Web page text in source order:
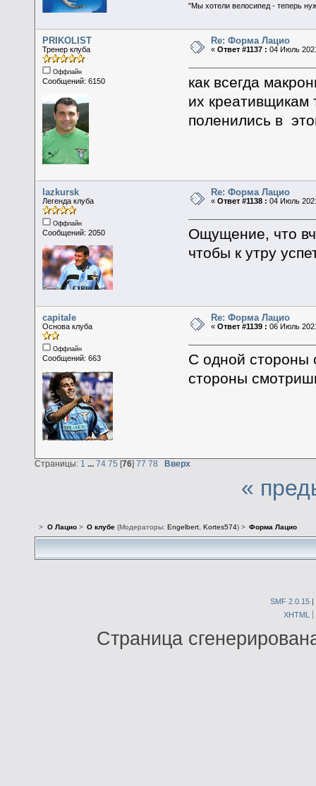
"Мы хотели велосипед - теперь
PRIKOLIST
Тренер клуба
Оффлайн
Сообщений: 6150
Re: Форма Лацио
«Ответ #1137 : 04 Июль
как всегда
их креативщикам
поленились в
lazkursk
Легенда клуба
Оффлайн
Сообщений: 2050
Re: Форма Лацио
«Ответ #1138 : 04 Июль
Ощущение, что
чтобы к утру
capitale
Основа клуба
Оффлайн
Сообщений: 663
Re: Форма Лацио
«Ответ #1139 : 06 Июль
С одной стороны
стороны
Страницы: 1 74 75 [76] 77 78 Вверх
«
> О Лацио> О клубе(Модераторы: Engelbert, Kortes574) > Форма Лацио
SMF 2.0.15 |
XHTML
Страница